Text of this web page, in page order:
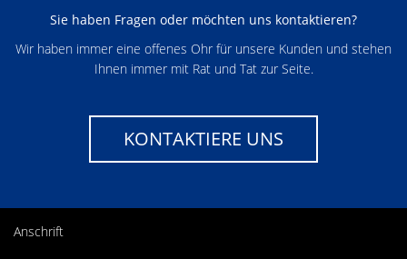
Sie haben Fragen oder möchten uns kontaktieren?
Wir haben immer eine offenes Ohr für unsere Kunden und stehen
Ihnen immer mit Rat und Tat zur Seite.
KONTAKTIERE UNS
Anschrift